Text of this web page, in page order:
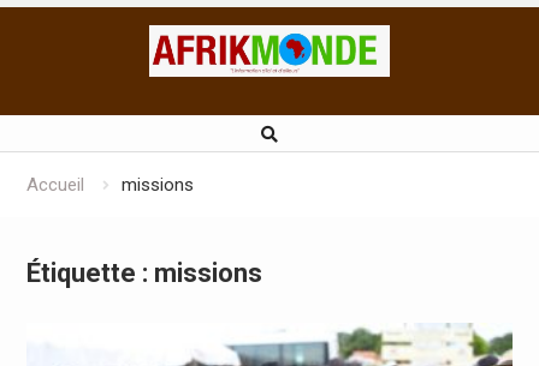
Accueil missions
Étiquette : missions